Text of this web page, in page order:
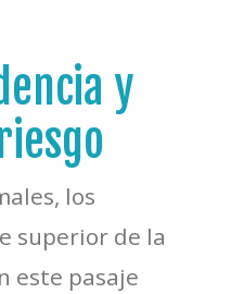
y
los
superior de la
este pasaje